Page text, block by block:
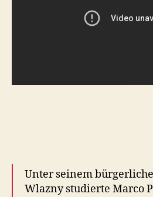
Unter seinem
Wlazny studierte Marco